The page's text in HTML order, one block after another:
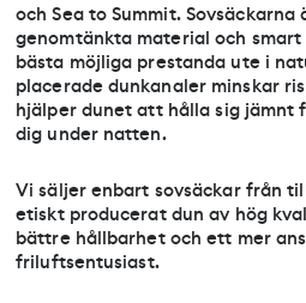
och Sea to Summit.
genomtänkta material och
bästa möjliga prestanda ute i
placerade dunkanaler minskar
hjälper dunet att hålla sig jämnt
dig under natten.
Vi säljer enbart sovsäckar från
etiskt producerat dun av hög
bättre hållbarhet och ett mer
friluftsentusiast.